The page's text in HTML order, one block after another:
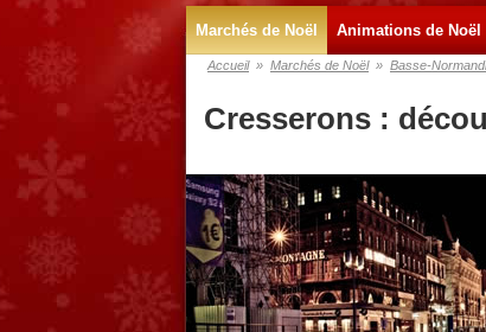
Marchés de Noël Animations de Noël
Accueil » Marchés de Noël » Basse-
Cresserons :